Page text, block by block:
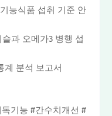
능식품 섭취 기준 안
과 오메가3 병행 섭
계 분석 보고서
기능 #간수치개선 #